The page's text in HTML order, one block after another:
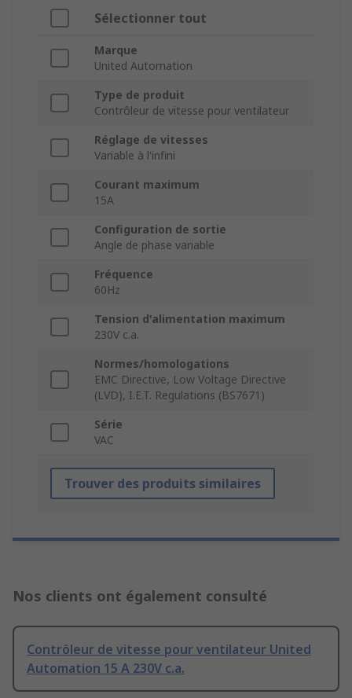
Sélectionner tout
Marque
United Automation
Type de produit
Contrôleur de vitesse pour ventilateur
Réglage de vitesses
Variable à l'infini
Courant maximum
15A
Configuration de sortie
Angle de phase variable
Fréquence
60Hz
Tension d'alimentation maximum
230V c.a.
Normes/homologations
EMC Directive, Low Voltage Directive
(LVD), I.E.T. Regulations (BS7671)
Série
VAC
Trouver des produits similaires
Nos clients ont également consulté
Contrôleur de vitesse pour ventilateur United
Automation 15 A 230V c.a.